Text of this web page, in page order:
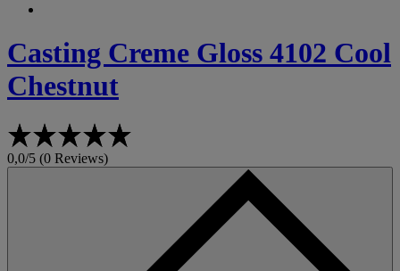
Casting Creme Gloss 4102 Cool
Chestnut
0,0/5 (0 Reviews)